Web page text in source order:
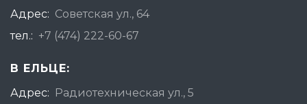
Адрес: Советская ул., 64
тел.: +7 (474) 222-60-67
В ЕЛЬЦЕ:
Адрес: Радиотехническая ул., 5